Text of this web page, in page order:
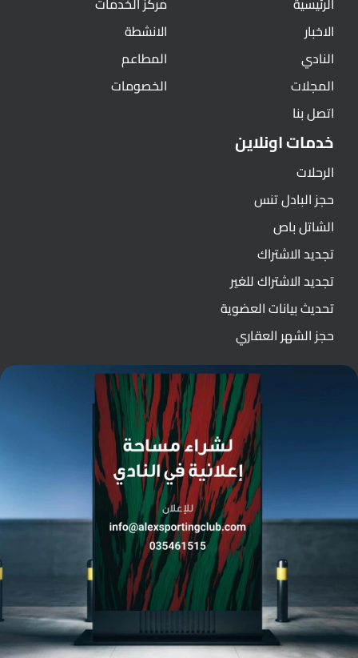
الاخبار
النادي
المجلات
اتصل بنا
الانشطة
المطاعم
الخصومات
خدمات اونلاين
الرحلات
حجز البادل تنس
الشاتل باص
تجديد الاشتراك
تجديد الاشتراك للغير
تحديث بيانات العضوية
حجز الشهر العقاري